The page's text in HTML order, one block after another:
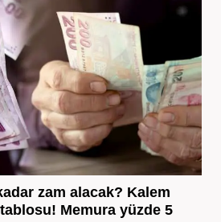
zam alacak? Kalem
Memura yüzde 5